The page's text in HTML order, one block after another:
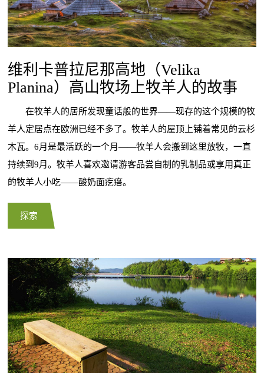
维利卡普拉尼那高地（Velika
Planina）高山牧场上牧羊人的故事
在牧羊人的居所发现童话般的世界——现存的这个规模的牧
羊人定居点在欧洲已经不多了。牧羊人的屋顶上铺着常见的云杉
木瓦。6月是最活跃的一个月——牧羊人会搬到这里放牧，一直
持续到9月。牧羊人喜欢邀请游客品尝自制的乳制品或享用真正
的牧羊人小吃——酸奶面疙瘩。
探索